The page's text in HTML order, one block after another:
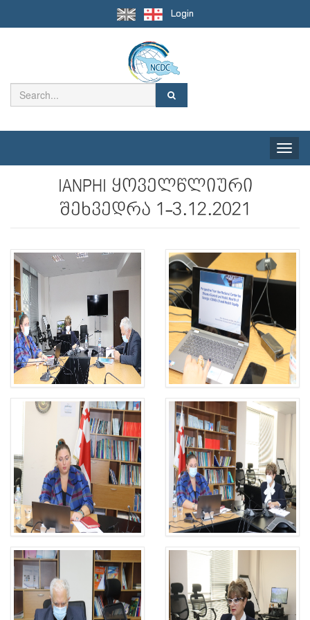
Login
Toggle
IANPHI ყოველწლიური
შეხვედრა 1-3.12.2021